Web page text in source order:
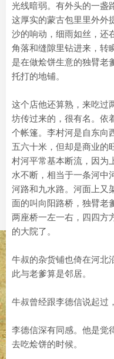
光线暗弱。有外头的一盏
这厚实的蒙古包里里外外
沙的响动，细雨如丝，还
角落和缝隙里钻进来，转
是在做烩饼生意的独臂老
托打的地铺。
这个店他还算熟，来吃过
坊传过来的，很有名。依
个帐篷。李村河是自东向
五六十米，但却是商业的
村河平常基本断流，因为
水不断，相当于一条河中
河路和九水路。河面上又
面的叫向阳路桥，独臂老
两座桥一左一右，四四方
的大院了。
牛叔的杂货铺也倚在河北
此与老爹算是邻居。
牛叔曾经跟李德信说起过
李德信深有同感。他是觉
去吃烩饼的时候。